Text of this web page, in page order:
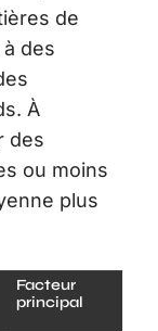
de
à des
À
des
ou moins
plus
Facteur
principal